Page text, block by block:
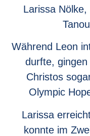
Larissa
Während Leon
durfte,
Christos
Olympic
Larissa
konnte im